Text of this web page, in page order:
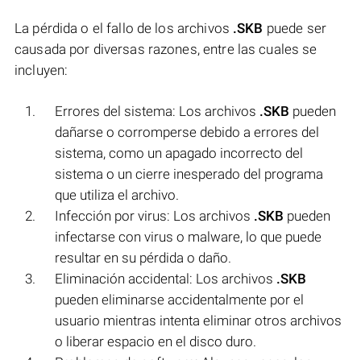
La pérdida o el fallo de los archivos .SKB puede ser
causada por diversas razones, entre las cuales se
incluyen:
Errores del sistema: Los archivos .SKB pueden
dañarse o corromperse debido a errores del
sistema, como un apagado incorrecto del
sistema o un cierre inesperado del programa
que utiliza el archivo.
Infección por virus: Los archivos .SKB pueden
infectarse con virus o malware, lo que puede
resultar en su pérdida o daño.
Eliminación accidental: Los archivos .SKB
pueden eliminarse accidentalmente por el
usuario mientras intenta eliminar otros archivos
o liberar espacio en el disco duro.